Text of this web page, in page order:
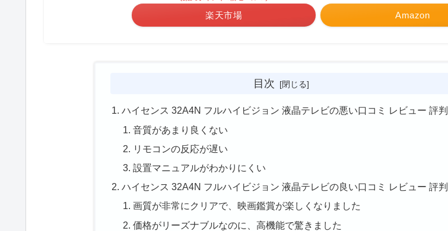
Amazon
楽天市場
目次
ハイセンス 32A4N フルハイビジョン 液晶テレビの悪い口コミ レビュー 評判
音質があまり良くない
リモコンの反応が遅い
設置マニュアルがわかりにくい
ハイセンス 32A4N フルハイビジョン 液晶テレビの良い口コミ レビュー 評判
画質が非常にクリアで、映画鑑賞が楽しくなりました
価格がリーズナブルなのに、高機能で驚きました